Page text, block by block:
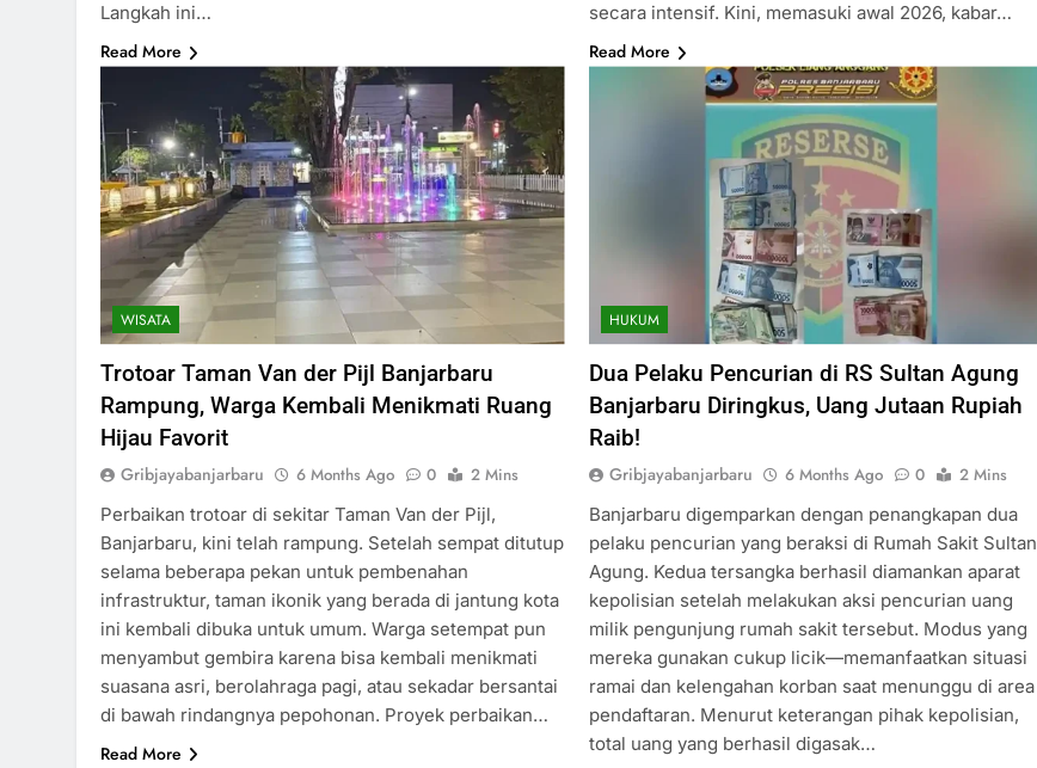
Langkah ini…
Read More
secara intensif. Kini, memasuki awal 2026, kabar…
Read More
WISATA
Trotoar Taman Van der Pijl Banjarbaru
Rampung, Warga Kembali Menikmati Ruang
Hijau Favorit
Gribjayabanjarbaru 6 Months Ago 0
2 Mins
Perbaikan trotoar di sekitar Taman Van der Pijl,
Banjarbaru, kini telah rampung. Setelah sempat ditutup
selama beberapa pekan untuk pembenahan
infrastruktur, taman ikonik yang berada di jantung kota
ini kembali dibuka untuk umum. Warga setempat pun
menyambut gembira karena bisa kembali menikmati
suasana asri, berolahraga pagi, atau sekadar bersantai
di bawah rindangnya pepohonan. Proyek perbaikan…
Read More
HUKUM
Dua Pelaku Pencurian di RS Sultan Agung
Banjarbaru Diringkus, Uang Jutaan Rupiah
Raib!
Gribjayabanjarbaru 6 Months Ago 0
2 Mins
Banjarbaru digemparkan dengan penangkapan dua
pelaku pencurian yang beraksi di Rumah Sakit Sultan
Agung. Kedua tersangka berhasil diamankan aparat
kepolisian setelah melakukan aksi pencurian uang
milik pengunjung rumah sakit tersebut. Modus yang
mereka gunakan cukup licik—memanfaatkan situasi
ramai dan kelengahan korban saat menunggu di area
pendaftaran. Menurut keterangan pihak kepolisian,
total uang yang berhasil digasak…